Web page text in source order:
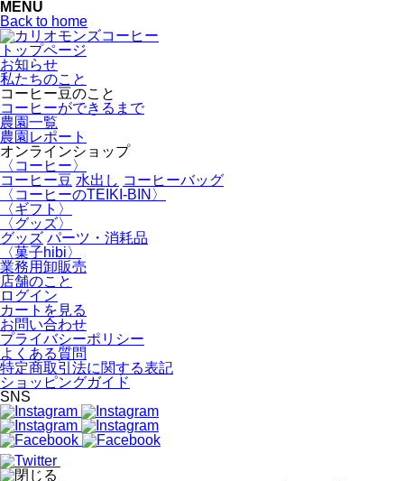
MENU
Back to home
トップページ
お知らせ
私たちのこと
コーヒー豆のこと
コーヒーができるまで
農園一覧
農園レポート
オンラインショップ
〈コーヒー〉
コーヒー豆 水出し コーヒーバッグ
〈コーヒーのTEIKI-BIN〉
〈ギフト〉
〈グッズ〉
グッズ パーツ・消耗品
〈菓子hibi〉
業務用卸販売
店舗のこと
ログイン
カートを見る
お問い合わせ
プライバシーポリシー
よくある質問
特定商取引法に関する表記
ショッピングガイド
SNS